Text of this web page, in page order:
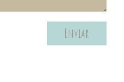
Enviar